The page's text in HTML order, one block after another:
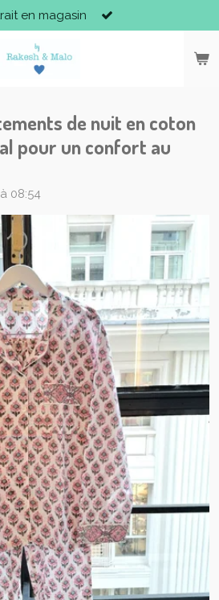
en magasin
de nuit en coton
pour un confort au
08:54